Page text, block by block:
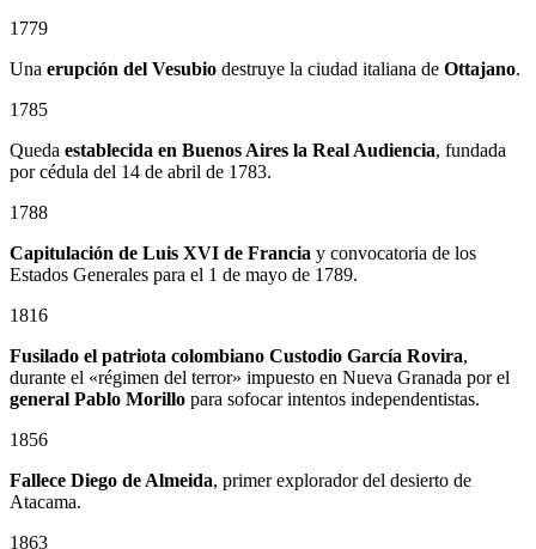
1779
Una erupción del Vesubio destruye la ciudad italiana de Ottajano.
1785
Queda establecida en Buenos Aires la Real Audiencia, fundada
por cédula del 14 de abril de 1783.
1788
Capitulación de Luis XVI de Francia y convocatoria de los
Estados Generales para el 1 de mayo de 1789.
1816
Fusilado el patriota colombiano Custodio García Rovira,
durante el «régimen del terror» impuesto en Nueva Granada por el
general Pablo Morillo para sofocar intentos independentistas.
1856
Fallece Diego de Almeida, primer explorador del desierto de
Atacama.
1863